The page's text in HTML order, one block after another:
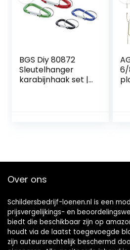
BGS Diy 80872
Sleutelhanger
karabijnhaak set |
6/
Over ons
Schildersbedrijf-loenen.nl is een
prijsvergelijkings- en
biedt die beschikbaar zijn op
houdt via de laatst toegevoegde
zijn auteursrechtelijk beschermd